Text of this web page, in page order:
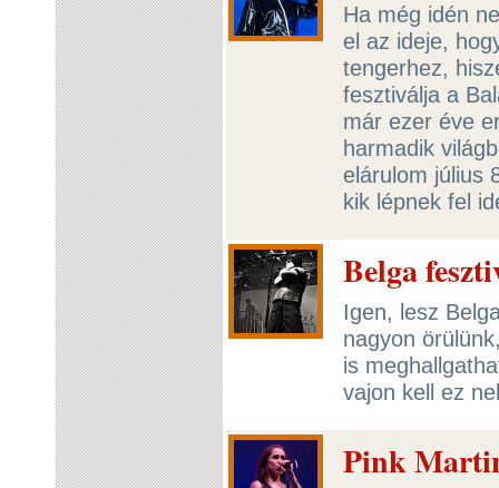
Ha még idén
el az ideje,
tengerhez,
fesztiválja a
már ezer éve
harmadik
elárulom július
kik lépnek fel
Belga
Igen, lesz
nagyon
is
vajon kell ez
Pink